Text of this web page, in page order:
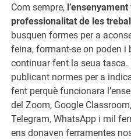
Com sempre,
professionalitat de les
busquen formes per a
feina, formant-se on poden i
continuar fent la seua tasca.
publicant normes per a
fent perquè funcionara
del Zoom, Google
Telegram, WhatsApp i mil
ens donaven ferramentes